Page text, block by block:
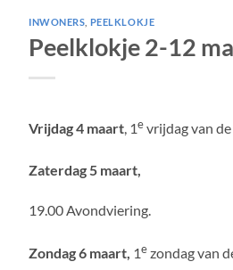
INWONERS PEELKLOKJE
Peelklokje 2-12
Vrijdag 4 maart, 1evrijdag van
Zaterdag 5 maart,
19.00 Avondviering.
Zondag 6 maart, 1ezondag van